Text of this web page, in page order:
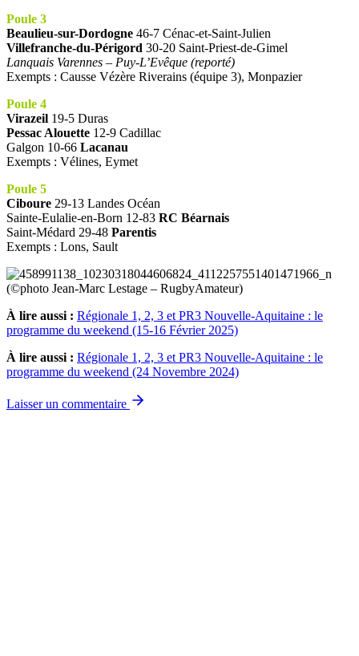
Poule 3
Beaulieu-sur-Dordogne 46-7 Cénac-et-Saint-Julien
Villefranche-du-Périgord 30-20 Saint-Priest-de-Gimel
Lanquais Varennes – Puy-L’Evêque (reporté)
Exempts : Causse Vézère Riverains (équipe 3), Monpazier
Poule 4
Virazeil 19-5 Duras
Pessac Alouette 12-9 Cadillac
Galgon 10-66 Lacanau
Exempts : Vélines, Eymet
Poule 5
Ciboure 29-13 Landes Océan
Sainte-Eulalie-en-Born 12-83 RC Béarnais
Saint-Médard 29-48 Parentis
Exempts : Lons, Sault
(©photo Jean-Marc Lestage – RugbyAmateur)
À lire aussi : Régionale 1, 2, 3 et PR3 Nouvelle-Aquitaine : le
programme du weekend (15-16 Février 2025)
À lire aussi : Régionale 1, 2, 3 et PR3 Nouvelle-Aquitaine : le
programme du weekend (24 Novembre 2024)
Laisser un commentaire